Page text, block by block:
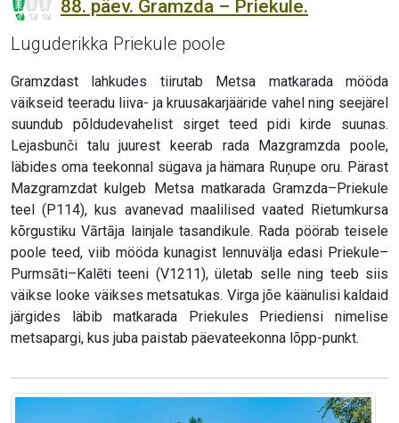
88. päev. Gramzda – Priekule.
Luguderikka Priekule poole
Gramzdast lahkudes tiirutab Metsa matkarada mööda
väikseid teeradu liiva- ja kruusakarjääride vahel ning seejärel
suundub põldudevahelist sirget teed pidi kirde suunas.
Lejasbunči talu juurest keerab rada Mazgramzda poole,
läbides oma teekonnal sügava ja hämara Ruņupe oru. Pärast
Mazgramzdat kulgeb Metsa matkarada Gramzda–Priekule
teel (P114), kus avanevad maalilised vaated Rietumkursa
kõrgustiku Vārtāja lainjale tasandikule. Rada pöörab teisele
poole teed, viib mööda kunagist lennuvälja edasi Priekule–
Purmsāti–Kalēti teeni (V1211), ületab selle ning teeb siis
väikse looke väikses metsatukas. Virga jõe käänulisi kaldaid
järgides läbib matkarada Priekules Priediensi nimelise
metsapargi, kus juba paistab päevateekonna lõpp-punkt.